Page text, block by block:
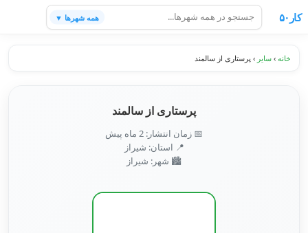
کار۵۰ همه شهرها ▼
خانه › سایر › پرستاری از سالمند
پرستاری از سالمند
📅 زمان انتشار: 2 ماه پیش
📍 استان: شیراز
🏙️ شهر: شیراز